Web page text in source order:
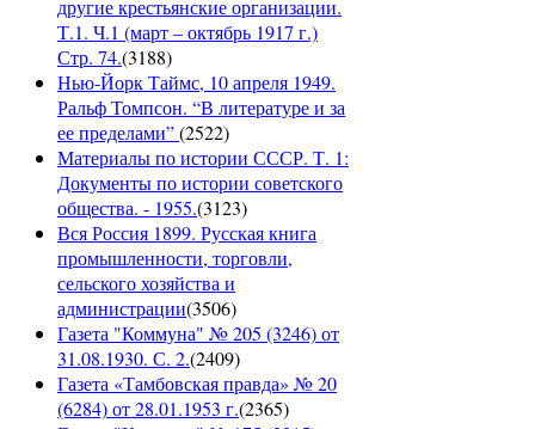
другие крестьянские организации.
Т.1. Ч.1 (март – октябрь 1917 г.)
Стр. 74.(3188)
Нью-Йорк Таймс, 10 апреля 1949.
Ральф Томпсон. “В литературе и за
ее пределами”(2522)
Материалы по истории СССР. Т. 1:
Документы по истории советского
общества. - 1955.(3123)
Вся Россия 1899. Русская книга
промышленности, торговли,
сельского хозяйства и
администрации(3506)
Газета "Коммуна" № 205 (3246) от
31.08.1930. С. 2.(2409)
Газета «Тамбовская правда» № 20
(6284) от 28.01.1953 г.(2365)